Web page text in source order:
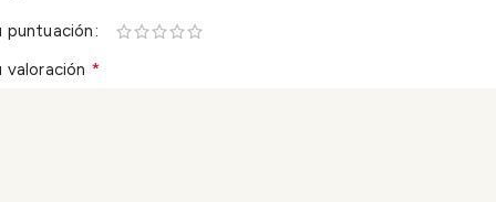
puntuación
valoración *